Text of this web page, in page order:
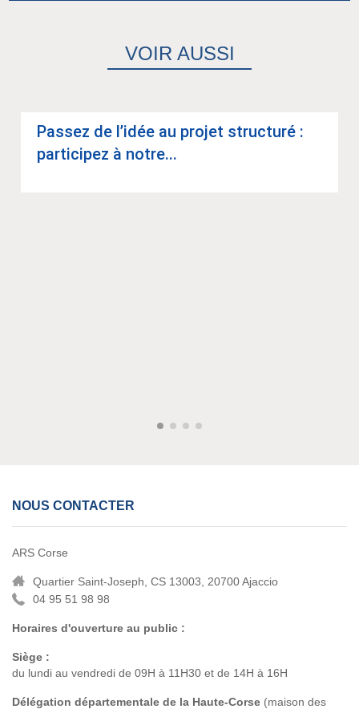
VOIR AUSSI
Pas­sez de l’idée au pro­jet struc­turé :
par­ti­ci­pez à notre...
NOUS CONTACTER
ARS Corse
Quartier Saint-Joseph, CS 13003, 20700 Ajaccio
04 95 51 98 98
Horaires d'ouverture au public :
Siège :
du lundi au vendredi de 09H à 11H30 et de 14H à 16H
Délégation départementale de la Haute-Corse (maison des